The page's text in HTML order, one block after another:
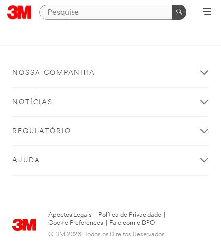
NOSSA COMPANHIA
NOTÍCIAS
REGULATÓRIO
AJUDA
Apectos Legais Política de Privacidade
Cookie Preferences
Fale com o DPO
© 3M 2026. Todos os Direitos Reservados.